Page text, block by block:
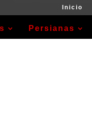
Inicio
Persianas